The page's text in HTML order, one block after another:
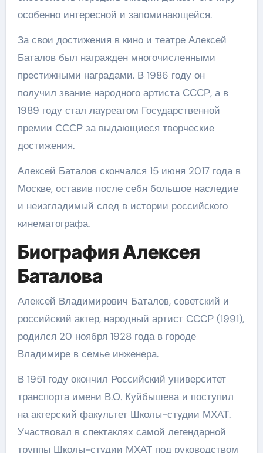
особенно интересной и запоминающейся.
За свои достижения в кино и театре Алексей
Баталов был награжден многочисленными
престижными наградами. В 1986 году он
получил звание народного артиста СССР, а в
1989 году стал лауреатом Государственной
премии СССР за выдающиеся творческие
достижения.
Алексей Баталов скончался 15 июня 2017 года в
Москве, оставив после себя большое наследие
и неизгладимый след в истории российского
кинематографа.
Биография Алексея
Баталова
Алексей Владимирович Баталов, советский и
российский актер, народный артист СССР (1991),
родился 20 ноября 1928 года в городе
Владимире в семье инженера.
В 1951 году окончил Российский университет
транспорта имени В.О. Куйбышева и поступил
на актерский факультет Школы-студии МХАТ.
Участвовал в спектаклях самой легендарной
труппы Школы-студии МХАТ под руководством